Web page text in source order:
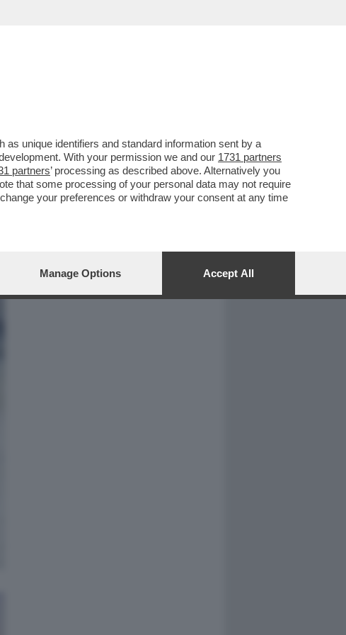
unique identifiers and standard information sent by a
With your permission we and our 1731 partners
partners’ processing as described above. Alternatively you
that some processing of your personal data may not require
your preferences or withdraw your consent at any time
Manage Options Accept All